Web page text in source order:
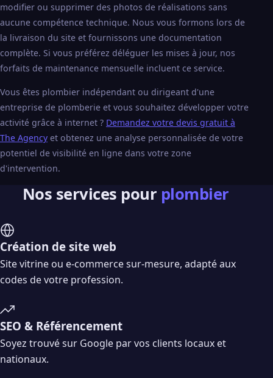
modifier ou supprimer des photos de réalisations sans
aucune compétence technique. Nous vous formons lors de
la livraison du site et fournissons une documentation
complète. Si vous préférez déléguer les mises à jour, nos
forfaits de maintenance mensuelle incluent ce service.
Vous êtes plombier indépendant ou dirigeant d'une
entreprise de plomberie et vous souhaitez développer votre
activité grâce à internet ? Demandez votre devis gratuit à
The Agency et obtenez une analyse personnalisée de votre
potentiel de visibilité en ligne dans votre zone
d'intervention.
Nos services pour plombier
Création de site web
Site vitrine ou e-commerce sur-mesure, adapté aux
codes de votre profession.
SEO & Référencement
Soyez trouvé sur Google par vos clients locaux et
nationaux.